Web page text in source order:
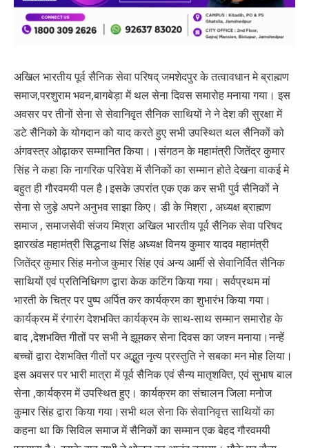
अखिल भारतीय पूर्व सैनिक सेवा परिषद् जमशेदपुर के तत्वावधान मे ब्राह्मण
समाज,परशुराम भवन,बागबेड़ा में थल सेना दिवस समारोह मनाया गया। इस
अवसर पर तीनों सेना से सेवानिवृत सैनिक साथियों ने ने देश की सुरक्षा में
डटे सैनिको के योगदान को याद करते हुए सभी उपस्थित थल सैनिकों को
अंगवस्त्र ओढ़ाकर सम्मानित किया।।संगठन के महामंत्री जितेंद्र कुमार
सिंह ने कहा कि नागरिक परिवेश में सैनिकों का सम्मान होते देखना वाकई मे
बहुत ही गौरवमयी पल है।इसके उपरांत एक एक कर सभी पुर्व सैनिकों ने
सेना से जुड़े अपने अनुभव साझा किए। डी के मिश्रा , अध्यक्ष ब्राह्मण
समाज , समाजसेवी संजय मिश्रा अखिल भारतीय पूर्व सैनिक सेवा परिषद
झारखंड महामंत्री सिद्धनाथ सिंह अध्यक्ष विनय कुमार यादव महामंत्री
जितेंद्र कुमार सिंह मनोज कुमार सिंह एवं अन्य आर्मी से सेवानिर्वित सैनिक
साथियों एवं प्रतिनिधिगण द्वारा केक कटिंग किया गया। सर्वप्रथम मां
भारती के चित्र पर पुष्प अर्पित कर कार्यक्रम का शुभारंभ किया गया।
कार्यक्रम में रंगारंग देशभक्ति कार्यक्रम के साथ-साथ सम्मान समारोह के
बाद ,देशभक्ति गीतों पर सभी ने झूमकर सेना दिवस का जश्न मनाया।नन्हें
बच्चों द्वारा देशभक्ति गीतों पर अद्भुत नृत्य प्रस्तुति ने सबका मन मोह लिया।
इस अवसर पर भारी मात्रा में पूर्व सैनिक एवं सैन्य मातृशक्ति, एवं सुभाष बाल
सेना ,कार्यक्रम में उपस्थित हुए। कार्यक्रम का संचालन जिला मनोज
कुमार सिंह द्वारा किया गया।सभी थल सेना कि सेवानिवृत्त साथियों का
कहना था कि सिविल समाज में सैनिकों का सम्मान एक बेहद गौरवमयी